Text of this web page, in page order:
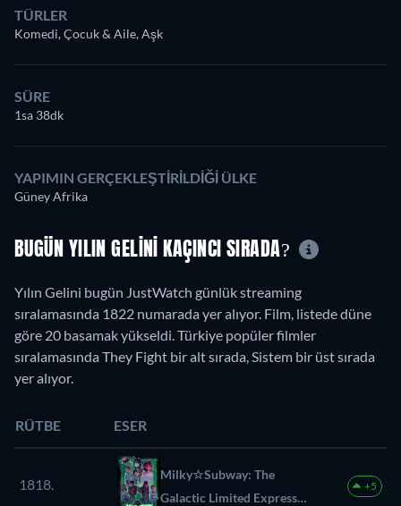
TÜRLER
Komedi, Çocuk & Aile, Aşk
SÜRE
1sa 38dk
YAPIMIN GERÇEKLEŞTIRILDIĞI ÜLKE
Güney Afrika
BUGÜN YILIN GELINI KAÇINCI SIRADA?
Yılın Gelini bugün JustWatch günlük streaming
sıralamasında 1822 numarada yer alıyor. Film, listede düne
göre 20 basamak yükseldi. Türkiye popüler filmler
sıralamasında They Fight bir alt sırada, Sistem bir üst sırada
yer alıyor.
RÜTBE ESER
1818.
Milky☆Subway: The
Galactic Limited Express
+5